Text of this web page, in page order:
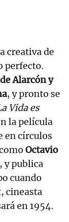
creativa de
perfecto.
Alarcón y
, y pronto se
Vida es
la película
en círculos
Octavio
, y publica
cuando
cineasta
en 1954.